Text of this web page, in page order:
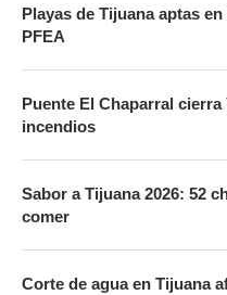
Playas de Tijuana aptas
PFEA
Puente El Chaparral
incendios
Sabor a Tijuana 2026: 52
comer
Corte de agua en Tijuana